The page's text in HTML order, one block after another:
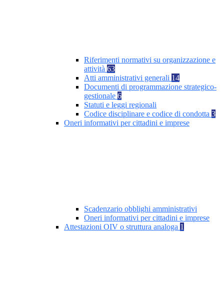
Riferimenti normativi su organizzazione e
attività 63
Atti amministrativi generali 14
Documenti di programmazione strategico-
gestionale 6
Statuti e leggi regionali
Codice disciplinare e codice di condotta 3
Oneri informativi per cittadini e imprese
Scadenzario obblighi amministrativi
Oneri informativi per cittadini e imprese
Attestazioni OIV o struttura analoga 1